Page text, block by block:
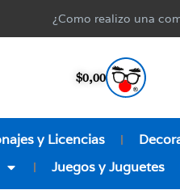
¿Como realizo una
$0,00
y Licencias
Juegos y Juguetes